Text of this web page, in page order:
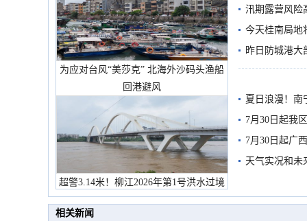
为应对台风“美莎克” 北海外沙码头渔船
回港避风
超警3.14米！柳江2026年第1号洪水过境
市民在堤岸见证汛况
汛期露营风险
今天桂南局地
需继续防范
昨日防城港大
雨
夏日浪漫！南
7月30日起我
7月30日起广
天气实况和未
相关新闻